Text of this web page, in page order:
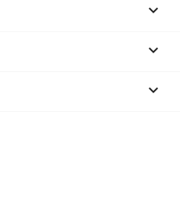


keyboard_arrow_down